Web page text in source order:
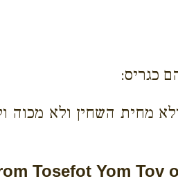
כגריס:
מחית השחין ולא מכוה
Tosefot Yom Tov